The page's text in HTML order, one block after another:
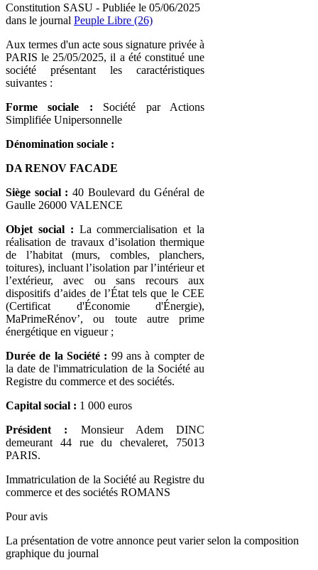
Constitution SASU - Publiée le 05/06/2025
dans le journal Peuple Libre (26)
Aux termes d'un acte sous signature privée à
PARIS le 25/05/2025, il a été constitué une
société présentant les caractéristiques
suivantes :
Forme sociale : Société par Actions
Simplifiée Unipersonnelle
Dénomination sociale :
DA RENOV FACADE
Siège social : 40 Boulevard du Général de
Gaulle 26000 VALENCE
Objet social : La commercialisation et la
réalisation de travaux d’isolation thermique
de l’habitat (murs, combles, planchers,
toitures), incluant l’isolation par l’intérieur et
l’extérieur, avec ou sans recours aux
dispositifs d’aides de l’État tels que le CEE
(Certificat d'Économie d'Énergie),
MaPrimeRénov’, ou toute autre prime
énergétique en vigueur ;
Durée de la Société : 99 ans à compter de
la date de l'immatriculation de la Société au
Registre du commerce et des sociétés.
Capital social : 1 000 euros
Président : Monsieur Adem DINC
demeurant 44 rue du chevaleret, 75013
PARIS.
Immatriculation de la Société au Registre du
commerce et des sociétés ROMANS
Pour avis
La présentation de votre annonce peut varier selon la composition
graphique du journal